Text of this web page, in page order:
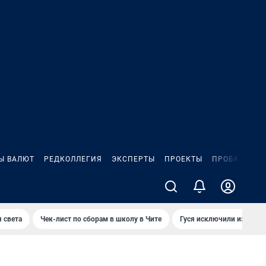
ВАЛЮТ РЕДКОЛЛЕГИЯ ЭКСПЕРТЫ ПРОЕКТЫ ПРОБКИ
света Чек-лист по сборам в школу в Чите Гуся исключили из